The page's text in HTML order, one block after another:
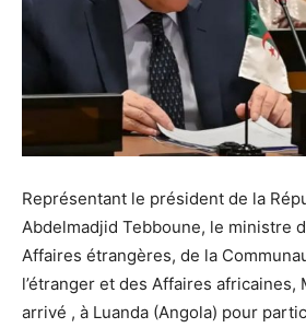
Représentant le président de la
Abdelmadjid Tebboune, le ministre
Affaires étrangères, de la
l’étranger et des Affaires africaines,
arrivé , à Luanda (Angola) pour